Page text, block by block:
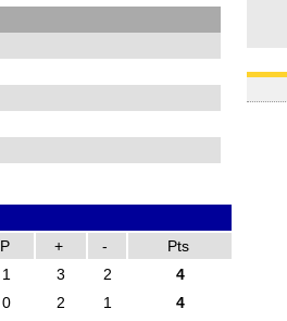
P + -
Pts
1 3 2
4
0 2 1
4